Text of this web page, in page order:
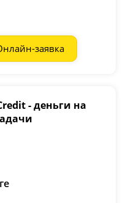
заявка
- деньги на